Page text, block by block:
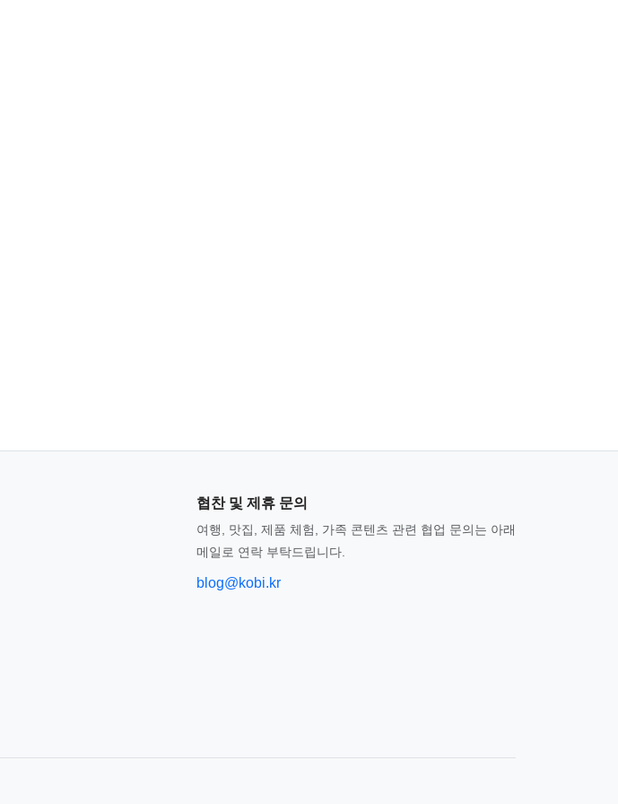
협찬 및 제휴 문의
여행, 맛집, 제품 체험, 가족 콘텐츠 관련 협업 문의는 아래
메일로 연락 부탁드립니다.
blog@kobi.kr